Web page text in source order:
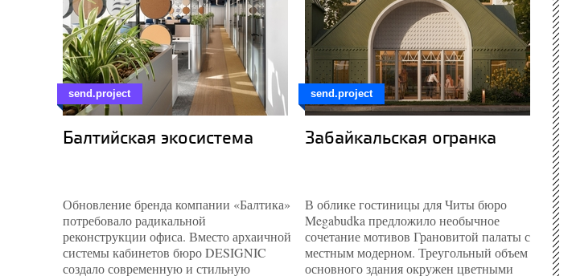
send.project
Балтийская экосистема
Обновление бренда компании «Балтика»
потребовало радикальной
реконструкции офиса. Вместо архаичной
системы кабинетов бюро DESIGNIC
создало современную и стильную
send.project
Забайкальская огранка
В облике гостиницы для Читы бюро
Megabudka предложило необычное
сочетание мотивов Грановитой палаты с
местным модерном. Треугольный объем
основного здания окружен цветными